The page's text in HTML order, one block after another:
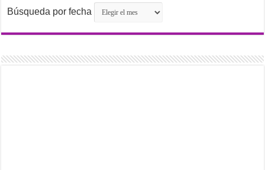
Búsqueda por fecha